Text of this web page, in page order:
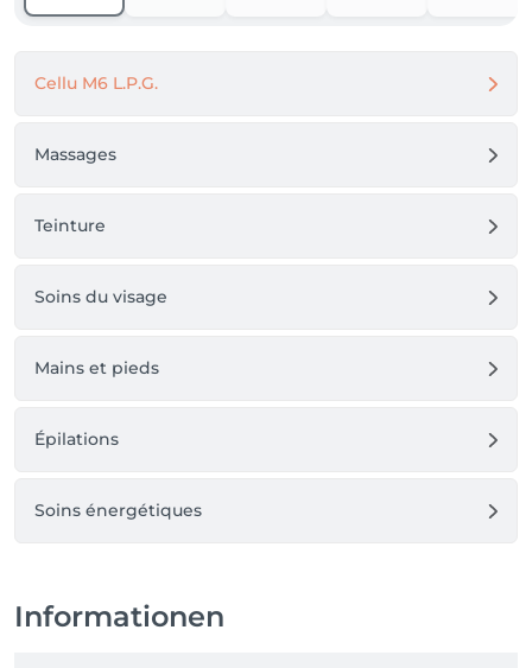
Cellu M6 L.P.G.
Massages
Teinture
Soins du visage
Mains et pieds
Épilations
Soins énergétiques
Informationen